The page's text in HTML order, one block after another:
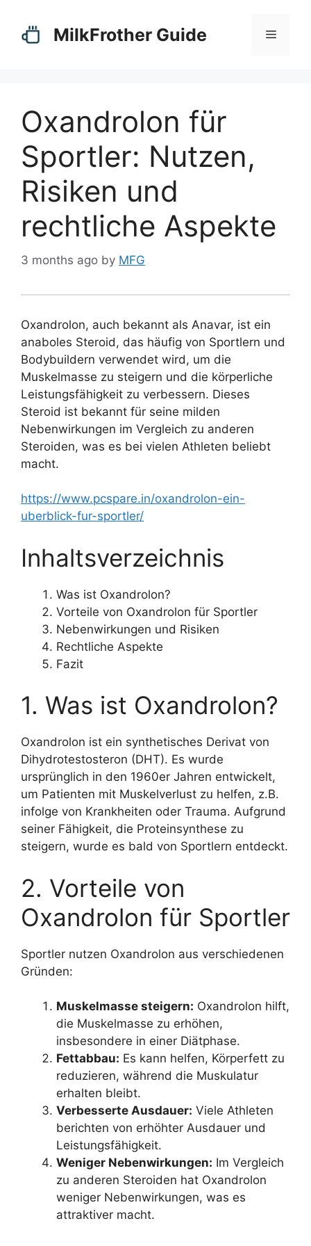
content
MilkFrother Guide Menu
Oxandrolon für
Sportler: Nutzen,
Risiken und
rechtliche Aspekte
3 months ago by MFG
Oxandrolon, auch bekannt als Anavar, ist ein
anaboles Steroid, das häufig von Sportlern und
Bodybuildern verwendet wird, um die
Muskelmasse zu steigern und die körperliche
Leistungsfähigkeit zu verbessern. Dieses
Steroid ist bekannt für seine milden
Nebenwirkungen im Vergleich zu anderen
Steroiden, was es bei vielen Athleten beliebt
macht.
https://www.pcspare.in/oxandrolon-ein-
uberblick-fur-sportler/
Inhaltsverzeichnis
Was ist Oxandrolon?
Vorteile von Oxandrolon für Sportler
Nebenwirkungen und Risiken
Rechtliche Aspekte
Fazit
1. Was ist Oxandrolon?
Oxandrolon ist ein synthetisches Derivat von
Dihydrotestosteron (DHT). Es wurde
ursprünglich in den 1960er Jahren entwickelt,
um Patienten mit Muskelverlust zu helfen, z.B.
infolge von Krankheiten oder Trauma. Aufgrund
seiner Fähigkeit, die Proteinsynthese zu
steigern, wurde es bald von Sportlern entdeckt.
2. Vorteile von
Oxandrolon für Sportler
Sportler nutzen Oxandrolon aus verschiedenen
Gründen:
Muskelmasse steigern: Oxandrolon hilft,
die Muskelmasse zu erhöhen,
insbesondere in einer Diätphase.
Fettabbau: Es kann helfen, Körperfett zu
reduzieren, während die Muskulatur
erhalten bleibt.
Verbesserte Ausdauer: Viele Athleten
berichten von erhöhter Ausdauer und
Leistungsfähigkeit.
Weniger Nebenwirkungen: Im Vergleich
zu anderen Steroiden hat Oxandrolon
weniger Nebenwirkungen, was es
attraktiver macht.